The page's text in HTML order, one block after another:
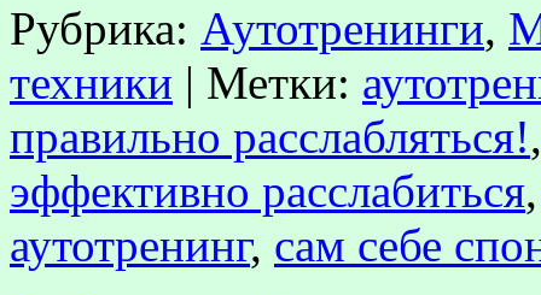
Рубрика: Аутотренинги,
техники | Метки:
правильно расслабляться!
эффективно расслабиться
аутотренинг, сам себе